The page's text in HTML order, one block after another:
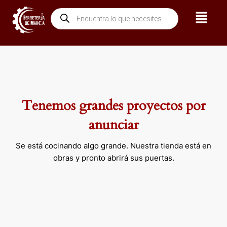
contenido
Búsqueda
de
productos
Menú
Tenemos grandes proyectos por
anunciar
Se está cocinando algo grande. Nuestra tienda está en
obras y pronto abrirá sus puertas.